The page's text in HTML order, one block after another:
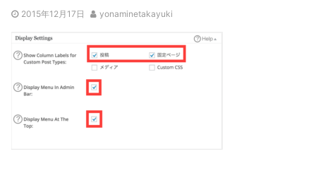
2015年12月17日 yonaminetakayuki